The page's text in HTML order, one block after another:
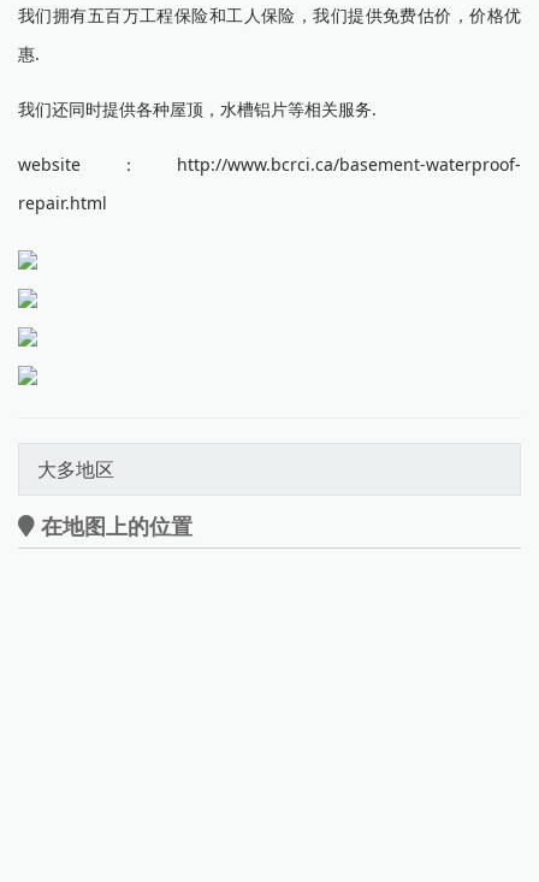
我们拥有五百万工程保险和工人保险，我们提供免费估价，价格优
惠.
我们还同时提供各种屋顶，水槽铝片等相关服务.
website：http://www.bcrci.ca/basement-waterproof-
repair.html
大多地区
在地图上的位置